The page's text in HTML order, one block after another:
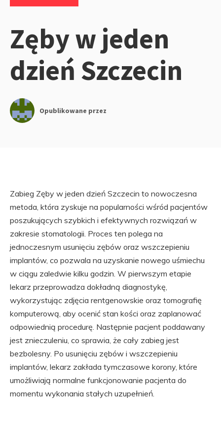
Zęby w jeden
dzień Szczecin
Opublikowane przez
Zabieg Zęby w jeden dzień Szczecin to nowoczesna
metoda, która zyskuje na popularności wśród pacjentów
poszukujących szybkich i efektywnych rozwiązań w
zakresie stomatologii. Proces ten polega na
jednoczesnym usunięciu zębów oraz wszczepieniu
implantów, co pozwala na uzyskanie nowego uśmiechu
w ciągu zaledwie kilku godzin. W pierwszym etapie
lekarz przeprowadza dokładną diagnostykę,
wykorzystując zdjęcia rentgenowskie oraz tomografię
komputerową, aby ocenić stan kości oraz zaplanować
odpowiednią procedurę. Następnie pacjent poddawany
jest znieczuleniu, co sprawia, że cały zabieg jest
bezbolesny. Po usunięciu zębów i wszczepieniu
implantów, lekarz zakłada tymczasowe korony, które
umożliwiają normalne funkcjonowanie pacjenta do
momentu wykonania stałych uzupełnień.